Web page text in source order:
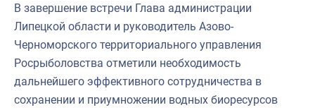
В завершение встречи Глава администрации
Липецкой области и руководитель Азово-
Черноморского территориального управления
Росрыболовства отметили необходимость
дальнейшего эффективного сотрудничества в
сохранении и приумножении водных биоресурсов